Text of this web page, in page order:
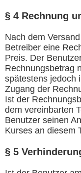
§ 4 Rechnung
Nach dem
Betreiber eine
Preis. Der
Rechnungsbetrag
spätestens jedoch
Zugang der
Ist der
dem vereinbarten
Benutzer seinen
Kurses an diesem
§ 5